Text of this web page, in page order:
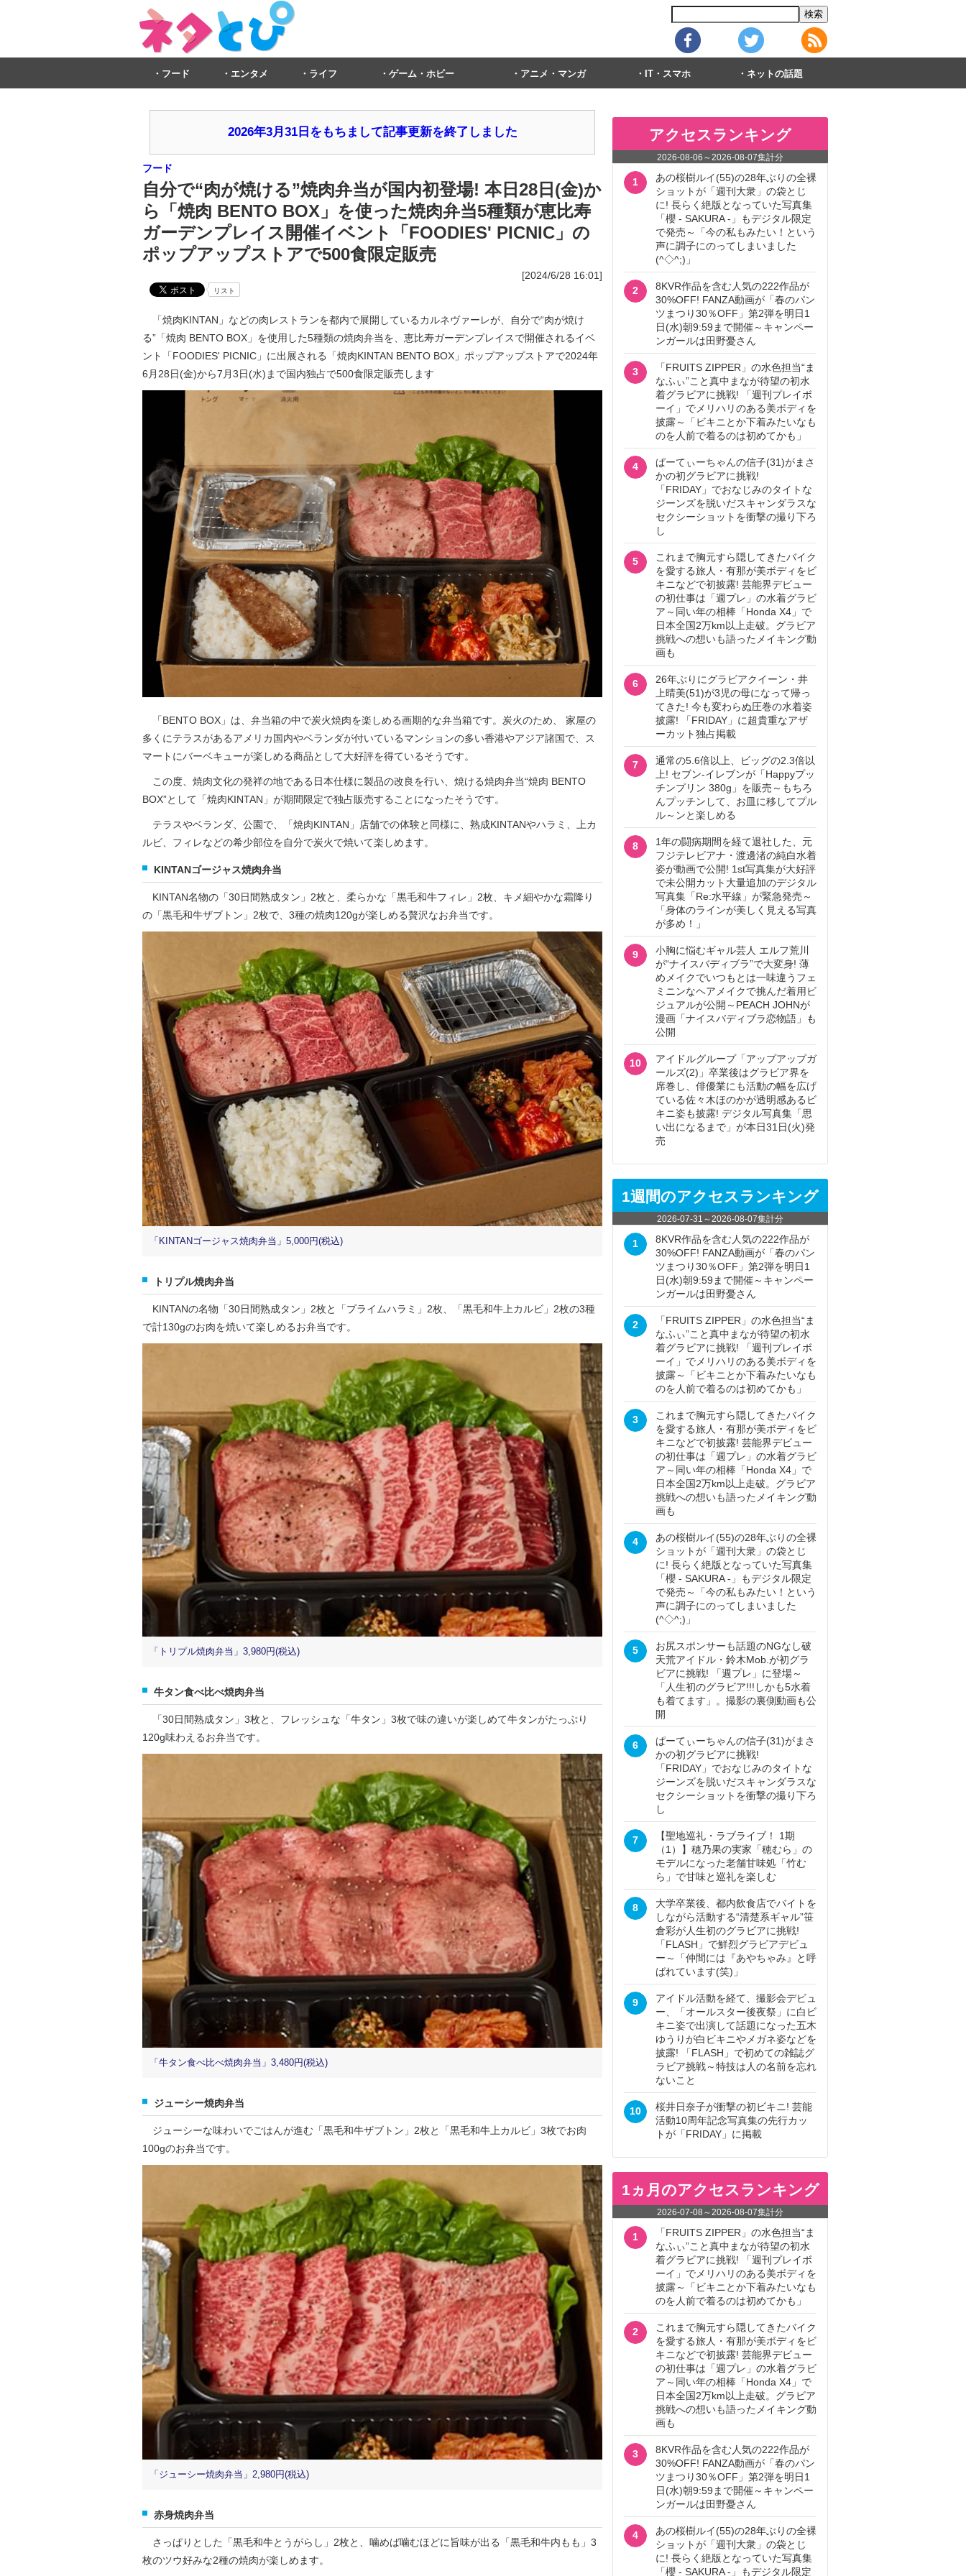
フード エンタメ ライフ ゲーム・ホビー アニメ・マンガ IT・スマホ ネットの話題
2026年3月31日をもちまして記事更新を終了しました
フード
自分で“肉が焼ける”焼肉弁当が国内初登場! 本日28日(金)か
ら「焼肉 BENTO BOX」を使った焼肉弁当5種類が恵比寿
ガーデンプレイス開催イベント「FOODIES' PICNIC」の
ポップアップストアで500食限定販売
[2024/6/28 16:01]
リスト
「焼肉KINTAN」などの肉レストランを都内で展開しているカルネヴァーレが、自分で“肉が焼け
る”「焼肉 BENTO BOX」を使用した5種類の焼肉弁当を、恵比寿ガーデンプレイスで開催されるイベ
ント「FOODIES' PICNIC」に出展される「焼肉KINTAN BENTO BOX」ポップアップストアで2024年
6月28日(金)から7月3日(水)まで国内独占で500食限定販売します
「BENTO BOX」は、弁当箱の中で炭火焼肉を楽しめる画期的な弁当箱です。炭火のため、 家屋の
多くにテラスがあるアメリカ国内やベランダが付いているマンションの多い香港やアジア諸国で、ス
マートにバーベキューが楽しめる商品として大好評を得ているそうです。
この度、焼肉文化の発祥の地である日本仕様に製品の改良を行い、焼ける焼肉弁当“焼肉 BENTO
BOX”として「焼肉KINTAN」が期間限定で独占販売することになったそうです。
テラスやベランダ、公園で、「焼肉KINTAN」店舗での体験と同様に、熟成KINTANやハラミ、上カ
ルビ、フィレなどの希少部位を自分で炭火で焼いて楽しめます。
KINTANゴージャス焼肉弁当
KINTAN名物の「30日間熟成タン」2枚と、柔らかな「黒毛和牛フィレ」2枚、キメ細やかな霜降り
の「黒毛和牛ザブトン」2枚で、3種の焼肉120gが楽しめる贅沢なお弁当です。
「KINTANゴージャス焼肉弁当」5,000円(税込)
トリプル焼肉弁当
KINTANの名物「30日間熟成タン」2枚と「プライムハラミ」2枚、「黒毛和牛上カルビ」2枚の3種
で計130gのお肉を焼いて楽しめるお弁当です。
「トリプル焼肉弁当」3,980円(税込)
牛タン食べ比べ焼肉弁当
「30日間熟成タン」3枚と、フレッシュな「牛タン」3枚で味の違いが楽しめて牛タンがたっぷり
120g味わえるお弁当です。
「牛タン食べ比べ焼肉弁当」3,480円(税込)
ジューシー焼肉弁当
ジューシーな味わいでごはんが進む「黒毛和牛ザブトン」2枚と「黒毛和牛上カルビ」3枚でお肉
100gのお弁当です。
「ジューシー焼肉弁当」2,980円(税込)
赤身焼肉弁当
さっぱりとした「黒毛和牛とうがらし」2枚と、噛めば噛むほどに旨味が出る「黒毛和牛内もも」3
枚のツウ好みな2種の焼肉が楽しめます。
アクセスランキング
2026-08-06 ～2026-08-07集計分
1
あの桜樹ルイ(55)の28年ぶりの全裸
ショットが「週刊大衆」の袋とじ
に! 長らく絶版となっていた写真集
「櫻 - SAKURA -」もデジタル限定
で発売～「今の私もみたい！という
声に調子にのってしまいました
(^◇^;)」
2
8KVR作品を含む人気の222作品が
30%OFF! FANZA動画が「春のパン
ツまつり30％OFF」第2弾を明日1
日(水)朝9:59まで開催～キャンペー
ンガールは田野憂さん
3
「FRUITS ZIPPER」の水色担当“ま
なふぃ”こと真中まなが待望の初水
着グラビアに挑戦! 「週刊プレイボ
ーイ」でメリハリのある美ボディを
披露～「ビキニとか下着みたいなも
のを人前で着るのは初めてかも」
4
ぱーてぃーちゃんの信子(31)がまさ
かの初グラビアに挑戦!
「FRIDAY」でおなじみのタイトな
ジーンズを脱いだスキャンダラスな
セクシーショットを衝撃の撮り下ろ
し
5
これまで胸元すら隠してきたバイク
を愛する旅人・有那が美ボディをビ
キニなどで初披露! 芸能界デビュー
の初仕事は「週プレ」の水着グラビ
ア～同い年の相棒「Honda X4」で
日本全国2万km以上走破。グラビア
挑戦への想いも語ったメイキング動
画も
6
26年ぶりにグラビアクイーン・井
上晴美(51)が3児の母になって帰っ
てきた! 今も変わらぬ圧巻の水着姿
披露! 「FRIDAY」に超貴重なアザ
ーカット独占掲載
7
通常の5.6倍以上、ビッグの2.3倍以
上! セブン‐イレブンが「Happyプッ
チンプリン 380g」を販売～もちろ
んプッチンして、お皿に移してプル
ル～ンと楽しめる
8
1年の闘病期間を経て退社した、元
フジテレビアナ・渡邊渚の純白水着
姿が動画で公開! 1st写真集が大好評
で未公開カット大量追加のデジタル
写真集「Re:水平線」が緊急発売～
「身体のラインが美しく見える写真
が多め！」
9
小胸に悩むギャル芸人 エルフ荒川
が“ナイスバディブラ”で大変身! 薄
めメイクでいつもとは一味違うフェ
ミニンなヘアメイクで挑んだ着用ビ
ジュアルが公開～PEACH JOHNが
漫画「ナイスバディブラ恋物語」も
公開
10
アイドルグループ「アップアップガ
ールズ(2)」卒業後はグラビア界を
席巻し、俳優業にも活動の幅を広げ
ている佐々木ほのかが透明感あるビ
キニ姿も披露! デジタル写真集「思
い出になるまで」が本日31日(火)発
売
1週間のアクセスランキング
2026-07-31 ～2026-08-07集計分
1
8KVR作品を含む人気の222作品が
30%OFF! FANZA動画が「春のパン
ツまつり30％OFF」第2弾を明日1
日(水)朝9:59まで開催～キャンペー
ンガールは田野憂さん
2
「FRUITS ZIPPER」の水色担当“ま
なふぃ”こと真中まなが待望の初水
着グラビアに挑戦! 「週刊プレイボ
ーイ」でメリハリのある美ボディを
披露～「ビキニとか下着みたいなも
のを人前で着るのは初めてかも」
3
これまで胸元すら隠してきたバイク
を愛する旅人・有那が美ボディをビ
キニなどで初披露! 芸能界デビュー
の初仕事は「週プレ」の水着グラビ
ア～同い年の相棒「Honda X4」で
日本全国2万km以上走破。グラビア
挑戦への想いも語ったメイキング動
画も
4
あの桜樹ルイ(55)の28年ぶりの全裸
ショットが「週刊大衆」の袋とじ
に! 長らく絶版となっていた写真集
「櫻 - SAKURA -」もデジタル限定
で発売～「今の私もみたい！という
声に調子にのってしまいました
(^◇^;)」
5
お尻スポンサーも話題のNGなし破
天荒アイドル・鈴木Mob.が初グラ
ビアに挑戦! 「週プレ」に登場～
「人生初のグラビア!!!しかも5水着
も着てます」。撮影の裏側動画も公
開
6
ぱーてぃーちゃんの信子(31)がまさ
かの初グラビアに挑戦!
「FRIDAY」でおなじみのタイトな
ジーンズを脱いだスキャンダラスな
セクシーショットを衝撃の撮り下ろ
し
7
【聖地巡礼・ラブライブ！ 1期
（1）】穂乃果の実家「穂むら」の
モデルになった老舗甘味処「竹む
ら」で甘味と巡礼を楽しむ
8
大学卒業後、都内飲食店でバイトを
しながら活動する“清楚系ギャル”笹
倉彩が人生初のグラビアに挑戦!
「FLASH」で鮮烈グラビアデビュ
ー～「仲間には『あやちゃみ』と呼
ばれています(笑)」
9
アイドル活動を経て、撮影会デビュ
ー、「オールスター後夜祭」に白ビ
キニ姿で出演して話題になった五木
ゆうりが白ビキニやメガネ姿などを
披露! 「FLASH」で初めての雑誌グ
ラビア挑戦～特技は人の名前を忘れ
ないこと
10
桜井日奈子が衝撃の初ビキニ! 芸能
活動10周年記念写真集の先行カッ
トが「FRIDAY」に掲載
1ヵ月のアクセスランキング
2026-07-08 ～2026-08-07集計分
1
「FRUITS ZIPPER」の水色担当“ま
なふぃ”こと真中まなが待望の初水
着グラビアに挑戦! 「週刊プレイボ
ーイ」でメリハリのある美ボディを
披露～「ビキニとか下着みたいなも
のを人前で着るのは初めてかも」
2
これまで胸元すら隠してきたバイク
を愛する旅人・有那が美ボディをビ
キニなどで初披露! 芸能界デビュー
の初仕事は「週プレ」の水着グラビ
ア～同い年の相棒「Honda X4」で
日本全国2万km以上走破。グラビア
挑戦への想いも語ったメイキング動
画も
3
8KVR作品を含む人気の222作品が
30%OFF! FANZA動画が「春のパン
ツまつり30％OFF」第2弾を明日1
日(水)朝9:59まで開催～キャンペー
ンガールは田野憂さん
4
あの桜樹ルイ(55)の28年ぶりの全裸
ショットが「週刊大衆」の袋とじ
に! 長らく絶版となっていた写真集
「櫻 - SAKURA -」もデジタル限定